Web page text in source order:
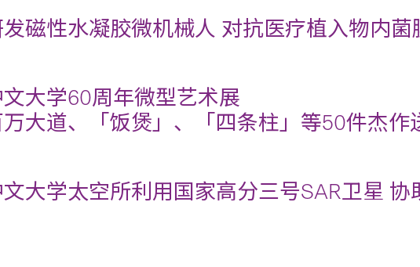
磁性水凝胶微机械人 对抗医疗植入物内菌
大学60周年微型艺术展
大道、「饭煲」、「四条柱」等50件杰作
大学太空所利用国家高分三号SAR卫星 协